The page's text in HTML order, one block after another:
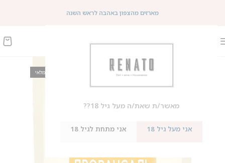
מאשר/ת שאת/ה מעל גיל 18??
אני מעל גיל 18 אני מתחת לגיל 18
מארזים מהצפון באהבה לראש השנה
אזל מהמלאי